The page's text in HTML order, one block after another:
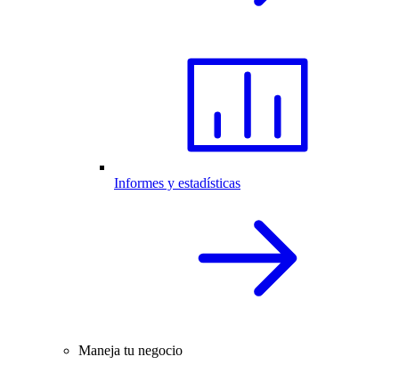
Informes y estadísticas
Maneja tu negocio